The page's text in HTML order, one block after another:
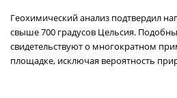
Геохимический анализ подтвердил
свыше 700 градусов Цельсия.
свидетельствуют о многократном
площадке, исключая вероятность